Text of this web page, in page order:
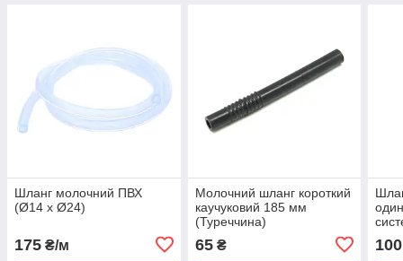
Шланг молочний ПВХ
(Ø14 x Ø24)
175 ₴/м
Молочний шланг короткий
каучуковий 185 мм
(Туреччина)
65₴ 100